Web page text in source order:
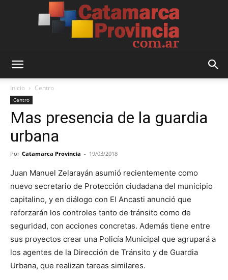
Provincia
Inicio Centro
Centro
Mas presencia de la guardia
urbana
Por Catamarca Provincia - 19/03/2018
Juan Manuel Zelarayán asumió recientemente como
nuevo secretario de Protección ciudadana del municipio
capitalino, y en diálogo con El Ancasti anunció que
reforzarán los controles tanto de tránsito como de
seguridad, con acciones concretas. Además tiene entre
sus proyectos crear una Policía Municipal que agrupará a
los agentes de la Dirección de Tránsito y de Guardia
Urbana, que realizan tareas similares.